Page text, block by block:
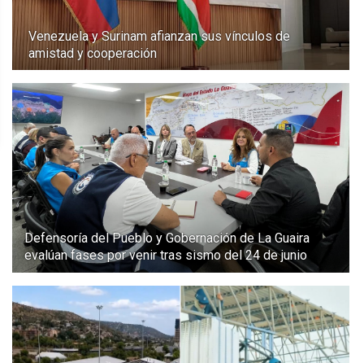
Venezuela y Surinam afianzan sus vínculos de
amistad y cooperación
Defensoría del Pueblo y Gobernación de La Guaira
evalúan fases por venir tras sismo del 24 de junio